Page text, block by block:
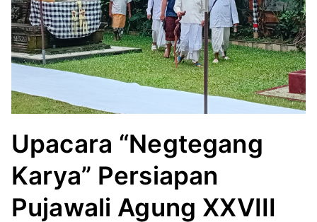
Upacara “Negtegang
Karya” Persiapan
Pujawali Agung XXVIII